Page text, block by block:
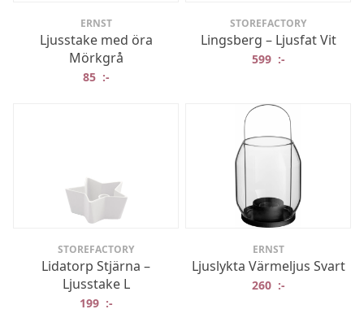
ERNST
Ljusstake med öra
Mörkgrå
85 :-
STOREFACTORY
Lingsberg – Ljusfat Vit
599 :-
STOREFACTORY
Lidatorp Stjärna –
Ljusstake L
199 :-
ERNST
Ljuslykta Värmeljus Svart
260 :-